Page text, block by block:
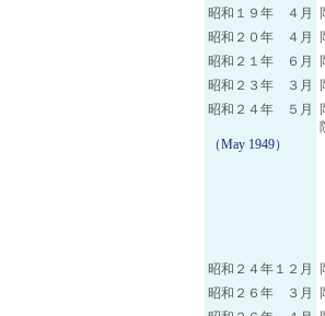
昭和１９年 ４月
昭和２０年 ４月
昭和２１年 ６月
昭和２３年 ３月
昭和２４年 ５月
（May 1949）
昭和２４年１２月
昭和２６年 ３月